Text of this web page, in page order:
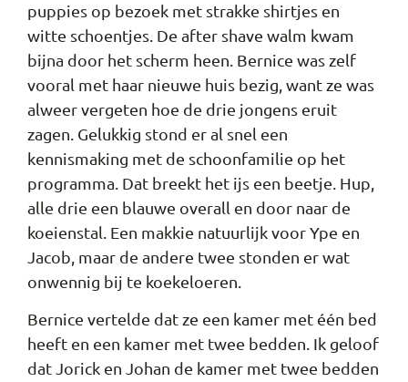
puppies op bezoek met strakke shirtjes en
witte schoentjes. De after shave walm kwam
bijna door het scherm heen. Bernice was zelf
vooral met haar nieuwe huis bezig, want ze was
alweer vergeten hoe de drie jongens eruit
zagen. Gelukkig stond er al snel een
kennismaking met de schoonfamilie op het
programma. Dat breekt het ijs een beetje. Hup,
alle drie een blauwe overall en door naar de
koeienstal. Een makkie natuurlijk voor Ype en
Jacob, maar de andere twee stonden er wat
onwennig bij te koekeloeren.
Bernice vertelde dat ze een kamer met één bed
heeft en een kamer met twee bedden. Ik geloof
dat Jorick en Johan de kamer met twee bedden